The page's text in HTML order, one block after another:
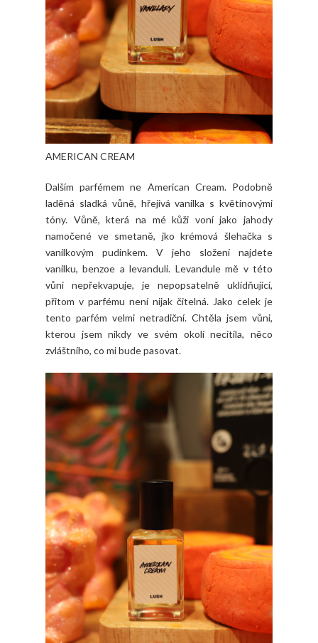
AMERICAN CREAM
Dalším parfémem ne American Cream. Podobně
laděná sladká vůně, hřejivá vanilka s květinovými
tóny. Vůně, která na mé kůži voní jako jahody
namočené ve smetaně, jko krémová šlehačka s
vanilkovým pudinkem. V jeho složení najdete
vanilku, benzoe a levanduli. Levandule mě v této
vůni nepřekvapuje, je nepopsatelně uklidňující,
přitom v parfému není nijak čitelná. Jako celek je
tento parfém velmi netradiční. Chtěla jsem vůni,
kterou jsem nikdy ve svém okolí necítila, něco
zvláštního, co mi bude pasovat.